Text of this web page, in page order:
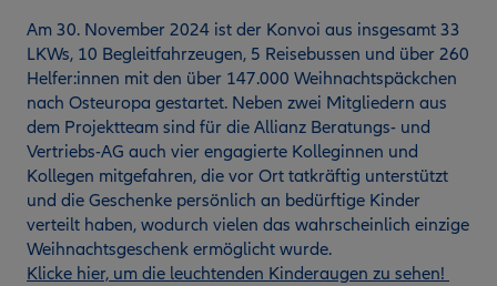
Am 30. November 2024 ist der Konvoi aus insgesamt 33
LKWs, 10 Begleitfahrzeugen, 5 Reisebussen und über 260
Helfer:innen mit den über 147.000 Weihnachtspäckchen
nach Osteuropa gestartet. Neben zwei Mitgliedern aus
dem Projektteam sind für die Allianz Beratungs- und
Vertriebs-AG auch vier engagierte Kolleginnen und
Kollegen mitgefahren, die vor Ort tatkräftig unterstützt
und die Geschenke persönlich an bedürftige Kinder
verteilt haben, wodurch vielen das wahrscheinlich einzige
Weihnachtsgeschenk ermöglicht wurde.
Klicke hier, um die leuchtenden Kinderaugen zu sehen!